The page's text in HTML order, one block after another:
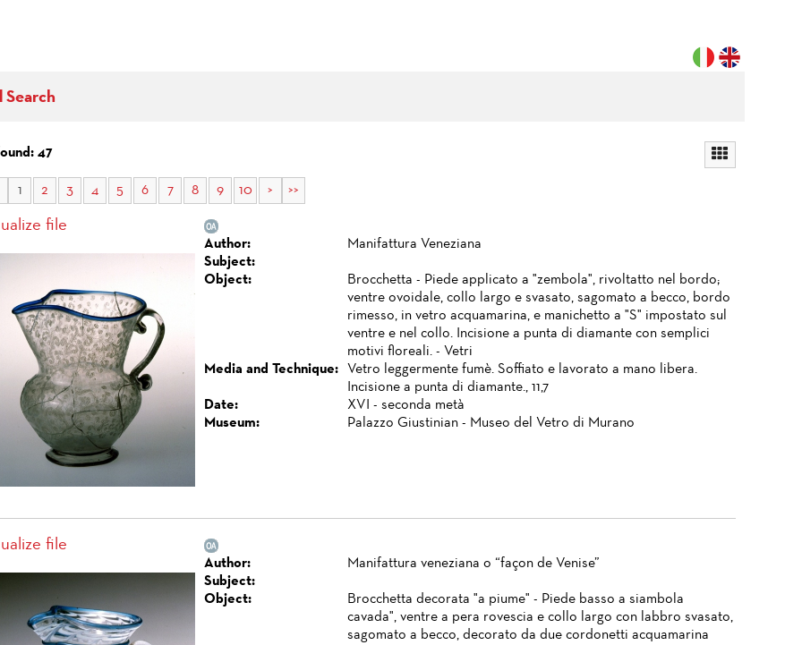
Search
47
1 2 3 4 5 6 7 8 9 10 > >>
file
Author:
Manifattura Veneziana
Subject:
Object:
Brocchetta - Piede applicato a "zembola", rivoltatto nel bordo;
ventre ovoidale, collo largo e svasato, sagomato a becco, bordo
rimesso, in vetro acquamarina, e manichetto a "S" impostato sul
ventre e nel collo. Incisione a punta di diamante con semplici
motivi floreali. - Vetri
Media and Technique:
Vetro leggermente fumè. Soffiato e lavorato a mano libera.
Incisione a punta di diamante., 11,7
Date:
XVI - seconda metà
Museum:
Palazzo Giustinian - Museo del Vetro di Murano
file
Author:
Manifattura veneziana o “façon de Venise”
Subject:
Object:
Brocchetta decorata "a piume" - Piede basso a siambola
cavada", ventre a pera rovescia e collo largo con labbro svasato,
sagomato a becco, decorato da due cordonetti acquamarina